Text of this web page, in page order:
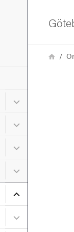
Undermeny för
Undermeny för
Undermeny
Undermeny
Undermeny
Undermeny för
LänkstigHem